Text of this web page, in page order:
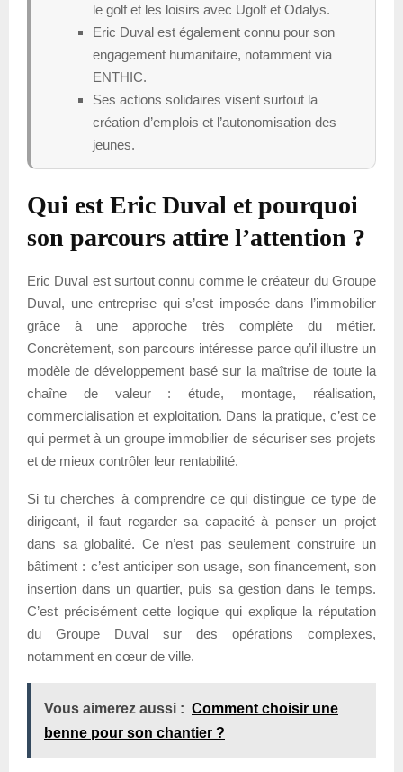
le golf et les loisirs avec Ugolf et Odalys.
Eric Duval est également connu pour son
engagement humanitaire, notamment via
ENTHIC.
Ses actions solidaires visent surtout la
création d’emplois et l’autonomisation des
jeunes.
Qui est Eric Duval et pourquoi
son parcours attire l’attention ?
Eric Duval est surtout connu comme le créateur du Groupe
Duval, une entreprise qui s’est imposée dans l’immobilier
grâce à une approche très complète du métier.
Concrètement, son parcours intéresse parce qu’il illustre un
modèle de développement basé sur la maîtrise de toute la
chaîne de valeur : étude, montage, réalisation,
commercialisation et exploitation. Dans la pratique, c’est ce
qui permet à un groupe immobilier de sécuriser ses projets
et de mieux contrôler leur rentabilité.
Si tu cherches à comprendre ce qui distingue ce type de
dirigeant, il faut regarder sa capacité à penser un projet
dans sa globalité. Ce n’est pas seulement construire un
bâtiment : c’est anticiper son usage, son financement, son
insertion dans un quartier, puis sa gestion dans le temps.
C’est précisément cette logique qui explique la réputation
du Groupe Duval sur des opérations complexes,
notamment en cœur de ville.
Vous aimerez aussi : Comment choisir une
benne pour son chantier ?